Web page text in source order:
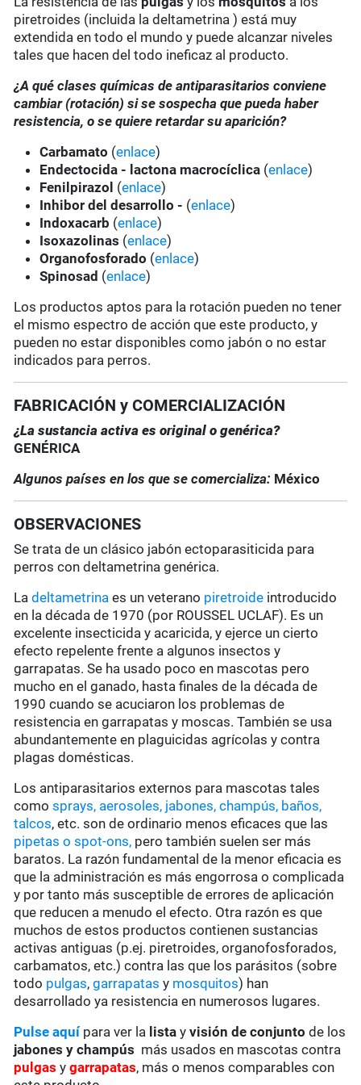
piretroides (incluida la deltametrina ) está muy
extendida en todo el mundo y puede alcanzar niveles
tales que hacen del todo ineficaz al producto.
¿A qué clases químicas de antiparasitarios conviene
cambiar (rotación) si se sospecha que pueda haber
resistencia, o se quiere retardar su aparición?
Carbamato (enlace)
Endectocida - lactona macrocíclica (enlace)
Fenilpirazol (enlace)
Inhibor del desarrollo - (enlace)
Indoxacarb (enlace)
Isoxazolinas (enlace)
Organofosforado (enlace)
Spinosad (enlace)
Los productos aptos para la rotación pueden no tener
el mismo espectro de acción que este producto, y
pueden no estar disponibles como jabón o no estar
indicados para perros.
FABRICACIÓN y COMERCIALIZACIÓN
¿La sustancia activa es original o genérica?
GENÉRICA
Algunos países en los que se comercializa: México
OBSERVACIONES
Se trata de un clásico jabón ectoparasiticida para
perros con deltametrina genérica.
Ladeltametrina es un veterano piretroide introducido
en la década de 1970 (por ROUSSEL UCLAF). Es un
excelente insecticida y acaricida, y ejerce un cierto
efecto repelente frente a algunos insectos y
garrapatas. Se ha usado poco en mascotas pero
mucho en el ganado, hasta finales de la década de
1990 cuando se acuciaron los problemas de
resistencia en garrapatas y moscas. También se usa
abundantemente en plaguicidas agrícolas y contra
plagas domésticas.
Los antiparasitarios externos para mascotas tales
comosprays, aerosoles, jabones, champús, baños,
talcos, etc. son de ordinario menos eficaces que las
pipetas o spot-ons, pero también suelen ser más
baratos. La razón fundamental de la menor eficacia es
que la administración es más engorrosa o complicada
y por tanto más susceptible de errores de aplicación
que reducen a menudo el efecto. Otra razón es que
muchos de estos productos contienen sustancias
activas antiguas (p.ej. piretroides, organofosforados,
carbamatos, etc.) contra las que los parásitos (sobre
todo pulgas,garrapatas y mosquitos) han
desarrollado ya resistencia en numerosos lugares.
Pulse aquípara ver la lista yvisión de conjunto de los
jabones y champús más usados en mascotas contra
pulgas ygarrapatas, más o menos comparables con